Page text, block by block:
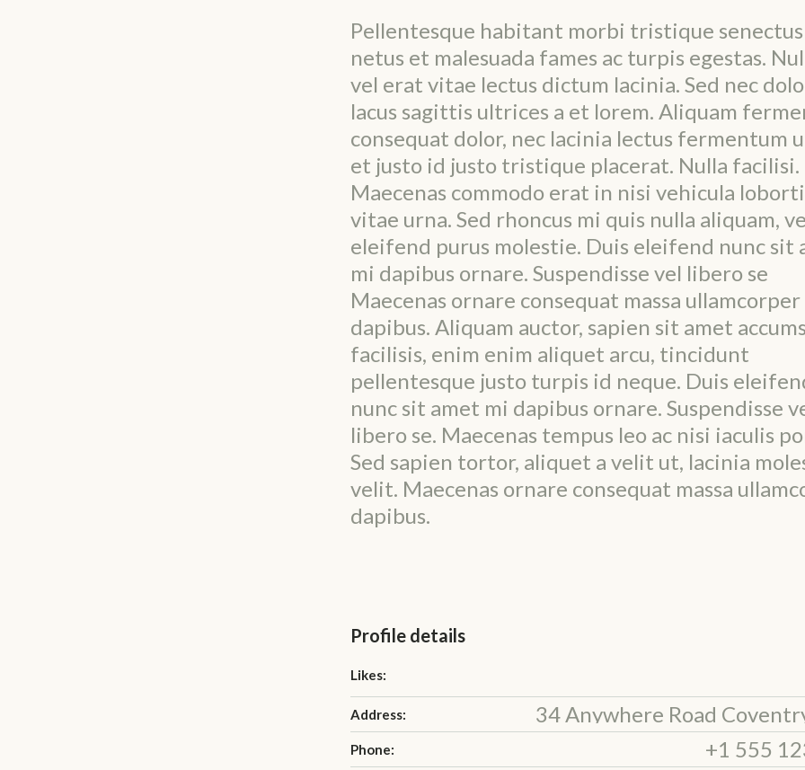
Pellentesque habitant morbi tristique
netus et malesuada fames ac turpis egestas.
vel erat vitae lectus dictum lacinia. Sed nec
lacus sagittis ultrices a et lorem. Aliquam
consequat dolor, nec lacinia lectus fermentum
et justo id justo tristique placerat. Nulla facilisi.
Maecenas commodo erat in nisi vehicula
vitae urna. Sed rhoncus mi quis nulla aliquam,
eleifend purus molestie. Duis eleifend nunc sit
mi dapibus ornare. Suspendisse vel libero se
Maecenas ornare consequat massa ullamcorper
dapibus. Aliquam auctor, sapien sit amet
facilisis, enim enim aliquet arcu, tincidunt
pellentesque justo turpis id neque. Duis
nunc sit amet mi dapibus ornare. Suspendisse
libero se. Maecenas tempus leo ac nisi iaculis
Sed sapien tortor, aliquet a velit ut, lacinia
velit. Maecenas ornare consequat massa
dapibus.
Profile details
Likes:
Address: 34 Anywhere Road
Phone: +1 555